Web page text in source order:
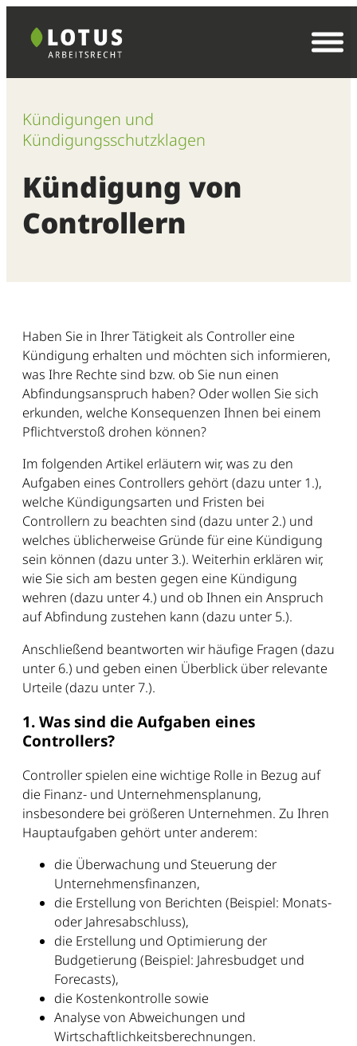
Inhalt
springen
Kündigungen und
Kündigungsschutzklagen
Kündigung von
Controllern
Haben Sie in Ihrer Tätigkeit als Controller eine
Kündigung erhalten und möchten sich informieren,
was Ihre Rechte sind bzw. ob Sie nun einen
Abfindungsanspruch haben? Oder wollen Sie sich
erkunden, welche Konsequenzen Ihnen bei einem
Pflichtverstoß drohen können?
Im folgenden Artikel erläutern wir, was zu den
Aufgaben eines Controllers gehört (dazu unter 1.),
welche Kündigungsarten und Fristen bei
Controllern zu beachten sind (dazu unter 2.) und
welches üblicherweise Gründe für eine Kündigung
sein können (dazu unter 3.). Weiterhin erklären wir,
wie Sie sich am besten gegen eine Kündigung
wehren (dazu unter 4.) und ob Ihnen ein Anspruch
auf Abfindung zustehen kann (dazu unter 5.).
Anschließend beantworten wir häufige Fragen (dazu
unter 6.) und geben einen Überblick über relevante
Urteile (dazu unter 7.).
1. Was sind die Aufgaben eines
Controllers?
Controller spielen eine wichtige Rolle in Bezug auf
die Finanz- und Unternehmensplanung,
insbesondere bei größeren Unternehmen. Zu Ihren
Hauptaufgaben gehört unter anderem:
die Überwachung und Steuerung der
Unternehmensfinanzen,
die Erstellung von Berichten (Beispiel: Monats-
oder Jahresabschluss),
die Erstellung und Optimierung der
Budgetierung (Beispiel: Jahresbudget und
Forecasts),
die Kostenkontrolle sowie
Analyse von Abweichungen und
Wirtschaftlichkeitsberechnungen.